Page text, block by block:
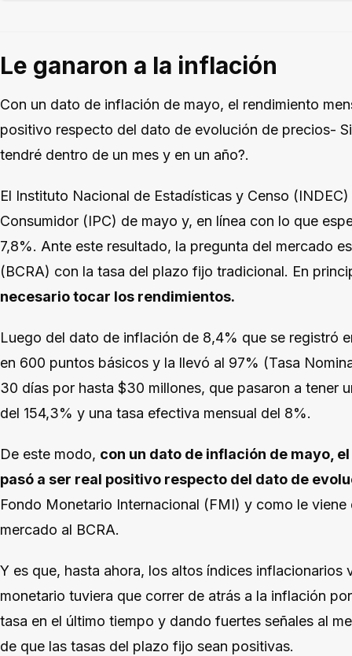
Le ganaron a la inflación
Con un dato de inflación de mayo, el rendimiento
positivo respecto del dato de evolución de precios-
tendré dentro de un mes y en un año?.
El Instituto Nacional de Estadísticas y Censo
Consumidor (IPC) de mayo y, en línea con lo que
7,8%. Ante este resultado, la pregunta del mercado
(BCRA) con la tasa del plazo fijo tradicional. En
necesario tocar los rendimientos.
Luego del dato de inflación de 8,4% que se registró
en 600 puntos básicos y la llevó al 97% (Tasa
30 días por hasta $30 millones, que pasaron a tener
del 154,3% y una tasa efectiva mensual del 8%.
De este modo, con un dato de inflación de mayo,
pasó a ser real positivo respecto del dato de
Fondo Monetario Internacional (FMI) y como le
mercado al BCRA.
Y es que, hasta ahora, los altos índices inflacionarios
monetario tuviera que correr de atrás a la inflación
tasa en el último tiempo y dando fuertes señales al
de que las tasas del plazo fijo sean positivas.